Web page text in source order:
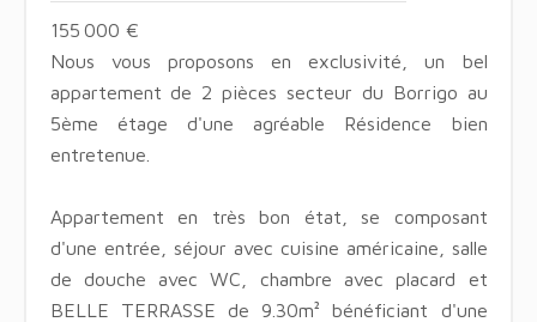
155 000 €
Nous vous proposons en exclusivité, un bel
appartement de 2 pièces secteur du Borrigo au
5ème étage d'une agréable Résidence bien
entretenue.
Appartement en très bon état, se composant
d'une entrée, séjour avec cuisine américaine, salle
de douche avec WC, chambre avec placard et
BELLE TERRASSE de 9.30m² bénéficiant d'une